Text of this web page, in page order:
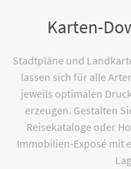
Karten-
Stadtpläne und
lassen sich für alle
jeweils optimalen
erzeugen. Gestalten
Reisekataloge oder
Immobilien-Exposé mit